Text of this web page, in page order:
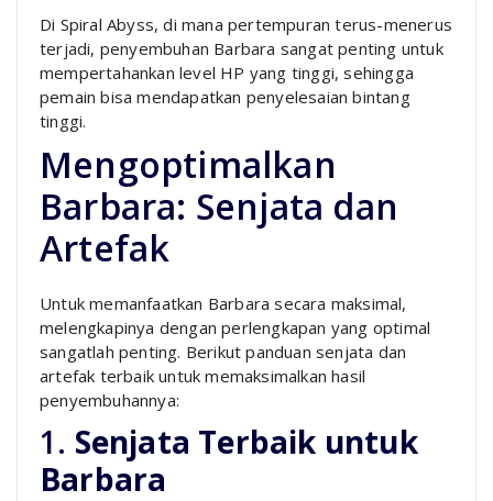
Di Spiral Abyss, di mana pertempuran terus-menerus
terjadi, penyembuhan Barbara sangat penting untuk
mempertahankan level HP yang tinggi, sehingga
pemain bisa mendapatkan penyelesaian bintang
tinggi.
Mengoptimalkan
Barbara: Senjata dan
Artefak
Untuk memanfaatkan Barbara secara maksimal,
melengkapinya dengan perlengkapan yang optimal
sangatlah penting. Berikut panduan senjata dan
artefak terbaik untuk memaksimalkan hasil
penyembuhannya:
1. Senjata Terbaik untuk
Barbara